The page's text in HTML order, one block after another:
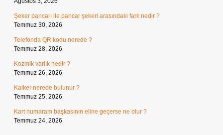
Şeker pancarı ile pancar şekeri arasındaki fark nedir ?
Temmuz 30, 2026
Telefonda QR kodu nerede ?
Temmuz 28, 2026
Kozmik varlık nedir ?
Temmuz 26, 2026
Kalker nerede bulunur ?
Temmuz 25, 2026
Kart numaram başkasının eline geçerse ne olur ?
Temmuz 24, 2026